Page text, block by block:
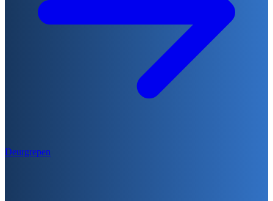
Deurgrepen